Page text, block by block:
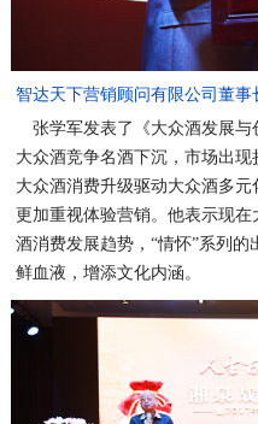
智达天下营销顾问有限公司董事
张学军发表了《大众酒发展与
大众酒竞争名酒下沉，市场出
大众酒消费升级驱动大众酒多元
更加重视体验营销。他表示现
酒消费发展趋势，“情怀”系列
鲜血液，增添文化内涵。